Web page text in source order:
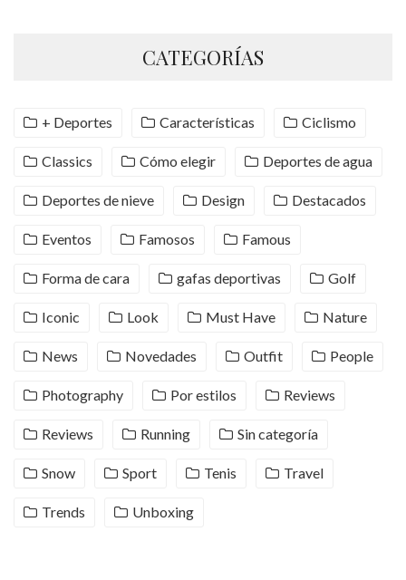
CATEGORÍAS
+ Deportes Características Ciclismo
Classics Cómo elegir Deportes de agua
Deportes de nieve Design Destacados
Eventos Famosos Famous
Forma de cara gafas deportivas Golf
Iconic Look Must Have Nature
News Novedades Outfit People
Photography Por estilos Reviews
Reviews Running Sin categoría
Snow Sport Tenis Travel
Trends Unboxing